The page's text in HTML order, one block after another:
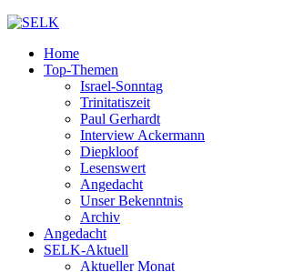
Home
Top-Themen
Israel-Sonntag
Trinitatiszeit
Paul Gerhardt
Interview Ackermann
Diepkloof
Lesenswert
Angedacht
Unser Bekenntnis
Archiv
Angedacht
SELK-Aktuell
Aktueller Monat